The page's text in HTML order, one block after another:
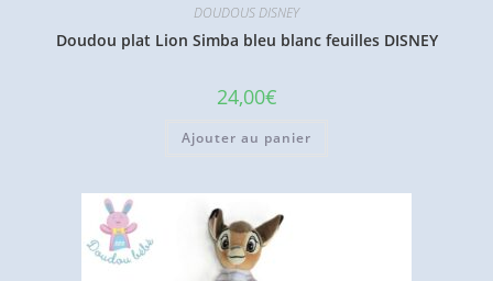
DOUDOUS DISNEY
Doudou plat Lion Simba bleu blanc feuilles DISNEY
24,00€
Ajouter au panier